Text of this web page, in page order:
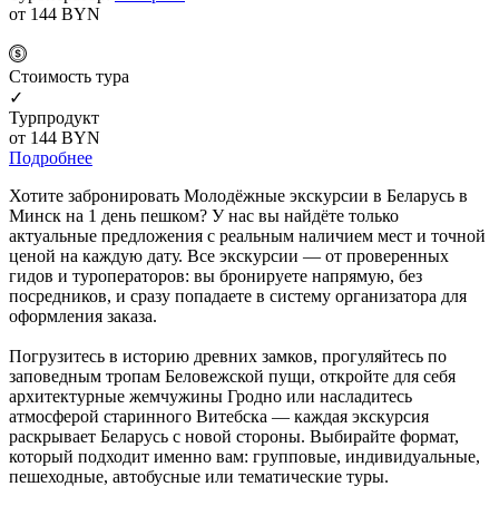
от 144 BYN
Cтоимость тура
✓
Турпродукт
от 144 BYN
Подробнее
Хотите забронировать Молодёжные экскурсии в Беларусь в
Минск на 1 день пешком? У нас вы найдёте только
актуальные предложения с реальным наличием мест и точной
ценой на каждую дату. Все экскурсии — от проверенных
гидов и туроператоров: вы бронируете напрямую, без
посредников, и сразу попадаете в систему организатора для
оформления заказа.
Погрузитесь в историю древних замков, прогуляйтесь по
заповедным тропам Беловежской пущи, откройте для себя
архитектурные жемчужины Гродно или насладитесь
атмосферой старинного Витебска — каждая экскурсия
раскрывает Беларусь с новой стороны. Выбирайте формат,
который подходит именно вам: групповые, индивидуальные,
пешеходные, автобусные или тематические туры.